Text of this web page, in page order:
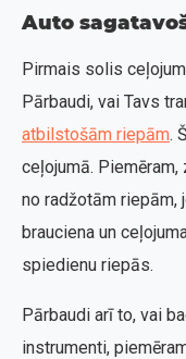
Auto
Pirmais solis
Pārbaudi, vai Tavs
atbilstošām riepām.
ceļojumā.
no radžotām
brauciena un
spiedienu riepās.
Pārbaudi arī to, vai
instrumenti,